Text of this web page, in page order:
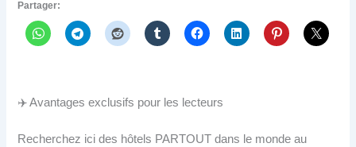
Partager:
✈️ Avantages exclusifs pour les lecteurs
Recherchez ici des hôtels PARTOUT dans le monde au